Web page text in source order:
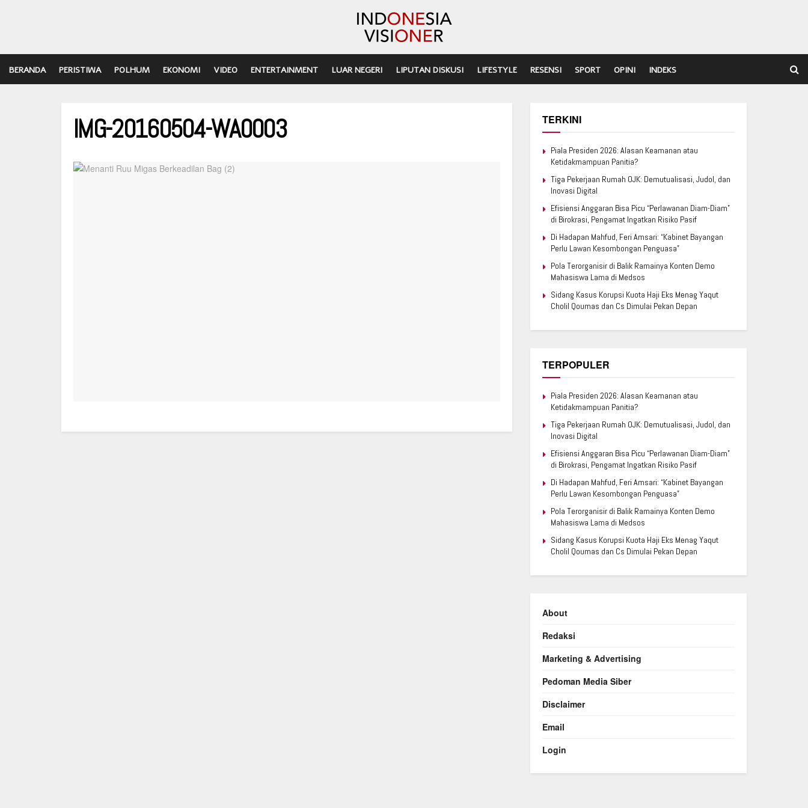
BERANDA PERISTIWA POLHUM EKONOMI VIDEO ENTERTAINMENT LUAR NEGERI LIPUTAN DISKUSI LIFESTYLE RESENSI SPORT OPINI INDEKS
IMG-20160504-WA0003 TERKINI
Piala Presiden 2026: Alasan Keamanan atau
Ketidakmampuan Panitia?
Tiga Pekerjaan Rumah OJK: Demutualisasi, Judol, dan
Inovasi Digital
Efisiensi Anggaran Bisa Picu “Perlawanan Diam-Diam”
di Birokrasi, Pengamat Ingatkan Risiko Pasif
Di Hadapan Mahfud, Feri Amsari: “Kabinet Bayangan
Perlu Lawan Kesombongan Penguasa”
Pola Terorganisir di Balik Ramainya Konten Demo
Mahasiswa Lama di Medsos
Sidang Kasus Korupsi Kuota Haji Eks Menag Yaqut
Cholil Qoumas dan Cs Dimulai Pekan Depan
TERPOPULER
Piala Presiden 2026: Alasan Keamanan atau
Ketidakmampuan Panitia?
Tiga Pekerjaan Rumah OJK: Demutualisasi, Judol, dan
Inovasi Digital
Efisiensi Anggaran Bisa Picu “Perlawanan Diam-Diam”
di Birokrasi, Pengamat Ingatkan Risiko Pasif
Di Hadapan Mahfud, Feri Amsari: “Kabinet Bayangan
Perlu Lawan Kesombongan Penguasa”
Pola Terorganisir di Balik Ramainya Konten Demo
Mahasiswa Lama di Medsos
Sidang Kasus Korupsi Kuota Haji Eks Menag Yaqut
Cholil Qoumas dan Cs Dimulai Pekan Depan
About
Redaksi
Marketing & Advertising
Pedoman Media Siber
Disclaimer
Email
Login